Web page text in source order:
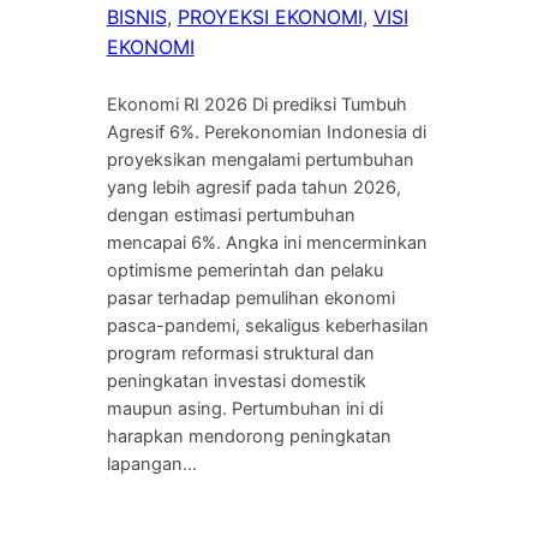
BISNIS, PROYEKSI EKONOMI, VISI
EKONOMI
Ekonomi RI 2026 Di prediksi Tumbuh
Agresif 6%. Perekonomian Indonesia di
proyeksikan mengalami pertumbuhan
yang lebih agresif pada tahun 2026,
dengan estimasi pertumbuhan
mencapai 6%. Angka ini mencerminkan
optimisme pemerintah dan pelaku
pasar terhadap pemulihan ekonomi
pasca-pandemi, sekaligus keberhasilan
program reformasi struktural dan
peningkatan investasi domestik
maupun asing. Pertumbuhan ini di
harapkan mendorong peningkatan
lapangan…